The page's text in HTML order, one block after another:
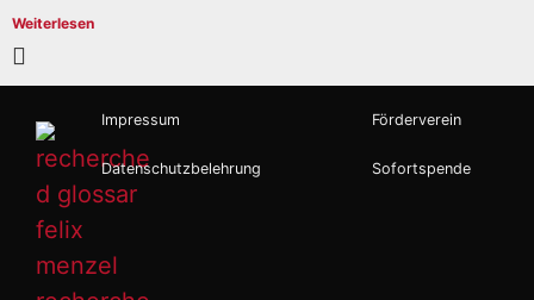
Weiterlesen
Impressum
Datenschutzbelehrung
Förderverein
Sofortspende